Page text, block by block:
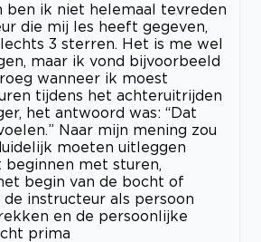
ben ik niet helemaal tevreden
die mij les heeft gegeven,
3 sterren. Het is me wel
maar ik vond bijvoorbeeld
wanneer ik moest
tijdens het achteruitrijden
het antwoord was: “Dat
Naar mijn mening zou
moeten uitleggen
met sturen,
begin van de bocht of
instructeur als persoon
en de persoonlijke
prima